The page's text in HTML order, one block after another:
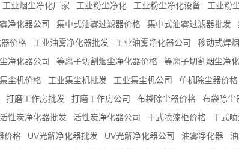
工业烟尘净化厂家 工业粉尘净化 工业粉尘净化设备 工业粉
净化器公司 集中式油雾过滤器价格 集中式油雾过滤器批发
价格 工业油雾净化器批发 工业油雾净化器公司
移动式焊
净化器公司 等离子切割烟尘净化器价格
等离子切割烟尘净
尘机价格 工业集尘机批发 工业集尘机公司 单机除尘器价格
打磨工作房批发 打磨工作房公司 布袋除尘器价格 布袋除尘
活性炭净化器批发 活性炭净化器公司 干式喷漆柜价格 干式
价格 UV光解净化器批发 UV光解净化器公司 油雾净化器